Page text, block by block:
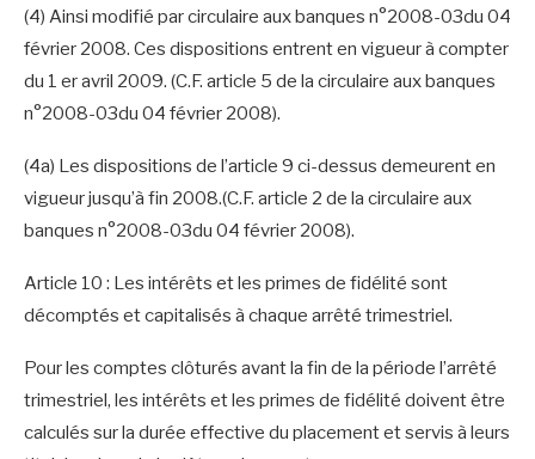
(4) Ainsi modifié par circulaire aux banques n°2008-03du 04
février 2008. Ces dispositions entrent en vigueur à compter
du 1 er avril 2009. (C.F. article 5 de la circulaire aux banques
n°2008-03du 04 février 2008).
(4a) Les dispositions de l’article 9 ci-dessus demeurent en
vigueur jusqu’à fin 2008.(C.F. article 2 de la circulaire aux
banques n°2008-03du 04 février 2008).
Article 10 : Les intérêts et les primes de fidélité sont
décomptés et capitalisés à chaque arrêté trimestriel.
Pour les comptes clôturés avant la fin de la période l’arrêté
trimestriel, les intérêts et les primes de fidélité doivent être
calculés sur la durée effective du placement et servis à leurs